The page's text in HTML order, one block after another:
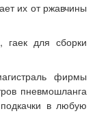
их от ржавчины
гаек для сборки
фирмы
пневмошланга
в любую